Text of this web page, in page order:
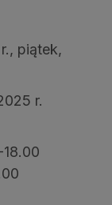
piątek,
r.